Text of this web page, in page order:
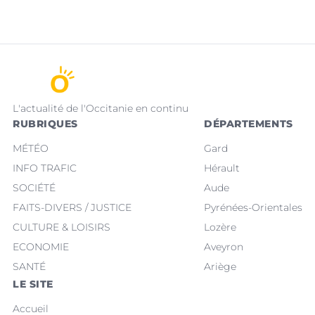
L'actualité de l'Occitanie en continu
RUBRIQUES
MÉTÉO
INFO TRAFIC
SOCIÉTÉ
FAITS-DIVERS / JUSTICE
CULTURE & LOISIRS
ECONOMIE
SANTÉ
DÉPARTEMENTS
Gard
Hérault
Aude
Pyrénées-Orientales
Lozère
Aveyron
Ariège
LE SITE
Accueil